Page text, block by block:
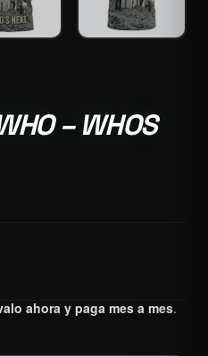
– WHOS
ahora y paga mes a mes.